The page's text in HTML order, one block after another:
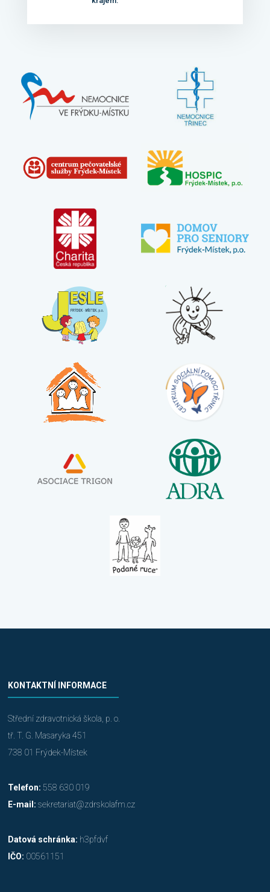
KONTAKTNÍ INFORMACE
Střední zdravotnická škola, p. o.
tř. T. G. Masaryka 451
738 01 Frýdek-Místek
Telefon: 558 630 019
E-mail: sekretariat@zdrskolafm.cz
Datová schránka: h3pfdvf
IČO: 00561151